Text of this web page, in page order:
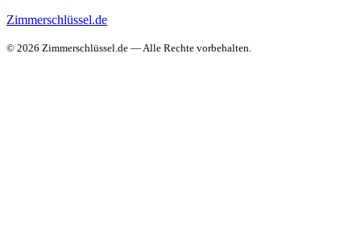
Zimmerschlüssel.de
© 2026 Zimmerschlüssel.de — Alle Rechte vorbehalten.